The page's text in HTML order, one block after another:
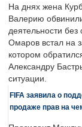
На днях жена
Валерию
деятельности
Омаров встал на
котором
Александру
ситуации.
FIFA заявила о
продаже прав на